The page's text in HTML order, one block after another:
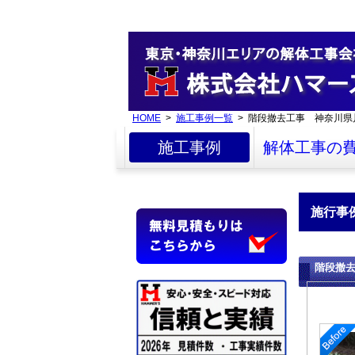
HOME > 施工事例一覧 > 階段撤去工事 神奈川県
施工事例 解体工事の
施行事
階段撤